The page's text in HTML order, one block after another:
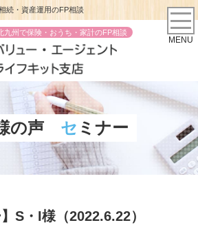
続・資産運用のFP相談
九州で保険・おうち・家計のFP相談
MENU
様の声 セミナー
】S・I様（2022.6.22）